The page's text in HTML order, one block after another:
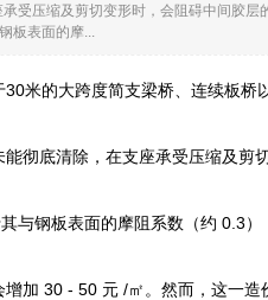
受压缩及剪切变形时，会阻碍中间胶层
板表面的摩...
米的大跨度简支梁桥、连续板桥
彻底清除，在支座承受压缩及剪
与钢板表面的摩阻系数（约 0.3
加 30 - 50 元 /㎡。然而，这一